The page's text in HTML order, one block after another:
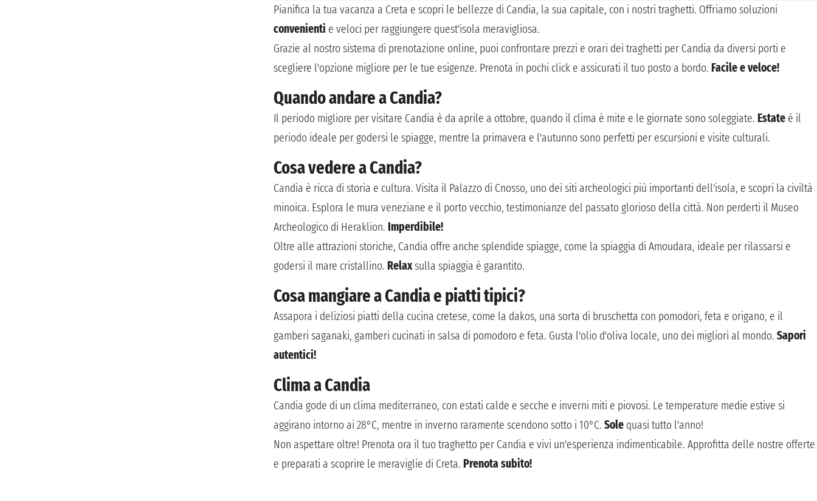
Pianifica la tua vacanza a Creta e scopri le bellezze di Candia, la sua capitale, con i nostri traghetti. Offriamo soluzioni
convenienti e veloci per raggiungere quest'isola meravigliosa.
Grazie al nostro sistema di prenotazione online, puoi confrontare prezzi e orari dei traghetti per Candia da diversi porti e
scegliere l'opzione migliore per le tue esigenze. Prenota in pochi click e assicurati il tuo posto a bordo. Facile e veloce!
Quando andare a Candia?
Il periodo migliore per visitare Candia è da aprile a ottobre, quando il clima è mite e le giornate sono soleggiate. Estate è il
periodo ideale per godersi le spiagge, mentre la primavera e l'autunno sono perfetti per escursioni e visite culturali.
Cosa vedere a Candia?
Candia è ricca di storia e cultura. Visita il Palazzo di Cnosso, uno dei siti archeologici più importanti dell'isola, e scopri la civiltà
minoica. Esplora le mura veneziane e il porto vecchio, testimonianze del passato glorioso della città. Non perderti il Museo
Archeologico di Heraklion. Imperdibile!
Oltre alle attrazioni storiche, Candia offre anche splendide spiagge, come la spiaggia di Amoudara, ideale per rilassarsi e
godersi il mare cristallino. Relaxsulla spiaggia è garantito.
Cosa mangiare a Candia e piatti tipici?
Assapora i deliziosi piatti della cucina cretese, come la dakos, una sorta di bruschetta con pomodori, feta e origano, e il
gamberi saganaki, gamberi cucinati in salsa di pomodoro e feta. Gusta l'olio d'oliva locale, uno dei migliori al mondo. Sapori
autentici!
Clima a Candia
Candia gode di un clima mediterraneo, con estati calde e secche e inverni miti e piovosi. Le temperature medie estive si
aggirano intorno ai 28°C, mentre in inverno raramente scendono sotto i 10°C. Sole quasi tutto l'anno!
Non aspettare oltre! Prenota ora il tuo traghetto per Candia e vivi un'esperienza indimenticabile. Approfitta delle nostre offerte
e preparati a scoprire le meraviglie di Creta. Prenota subito!